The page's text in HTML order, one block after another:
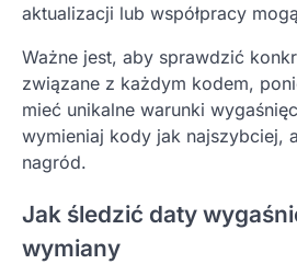
aktualizacji lub współpracy
Ważne jest, aby sprawdzić
związane z każdym kodem,
mieć unikalne warunki
wymieniaj kody jak najszybciej,
nagród.
Jak śledzić daty
wymiany